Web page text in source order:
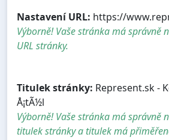
Nastavení URL: https://
Výborně! Vaše stránka má správně
URL stránky.
Titulek stránky: Represent.sk -
Å¡tÃ½l
Výborně! Vaše stránka má správně
titulek stránky a titulek má